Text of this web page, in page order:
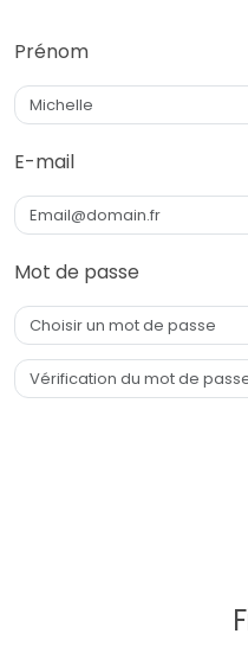
Prénom
E-mail
Mot de passe